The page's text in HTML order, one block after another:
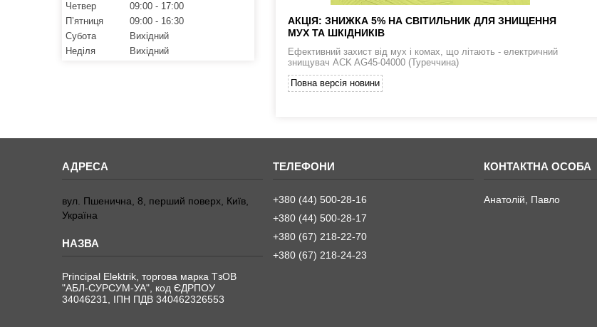
АКЦІЯ: ЗНИЖКА 5% НА СВІТИЛЬНИК ДЛЯ ЗНИЩЕННЯ
МУХ ТА ШКІДНИКІВ
Ефективний захист від мух і комах, що літають - електричний
знищувач ACK AG45-04000 (Туреччина)
Повна версія новини
Четвер
09:00
17:00
Пʼятниця
09:00
16:30
Субота
Вихідний
Неділя
Вихідний
вул. Пшенична, 8, перший поверх, Київ,
Україна
Principal Elektrik, торгова марка ТзОВ
"АБЛ-СУРСУМ-УА", код ЄДРПОУ
34046231, ІПН ПДВ 340462326553
+380 (44) 500-28-16
+380 (44) 500-28-17
+380 (67) 218-22-70
+380 (67) 218-24-23
Анатолій, Павло